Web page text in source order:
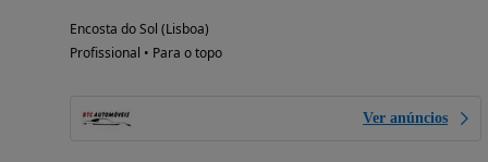
Encosta do Sol (Lisboa)
Profissional • Para o topo
Ver anúncios